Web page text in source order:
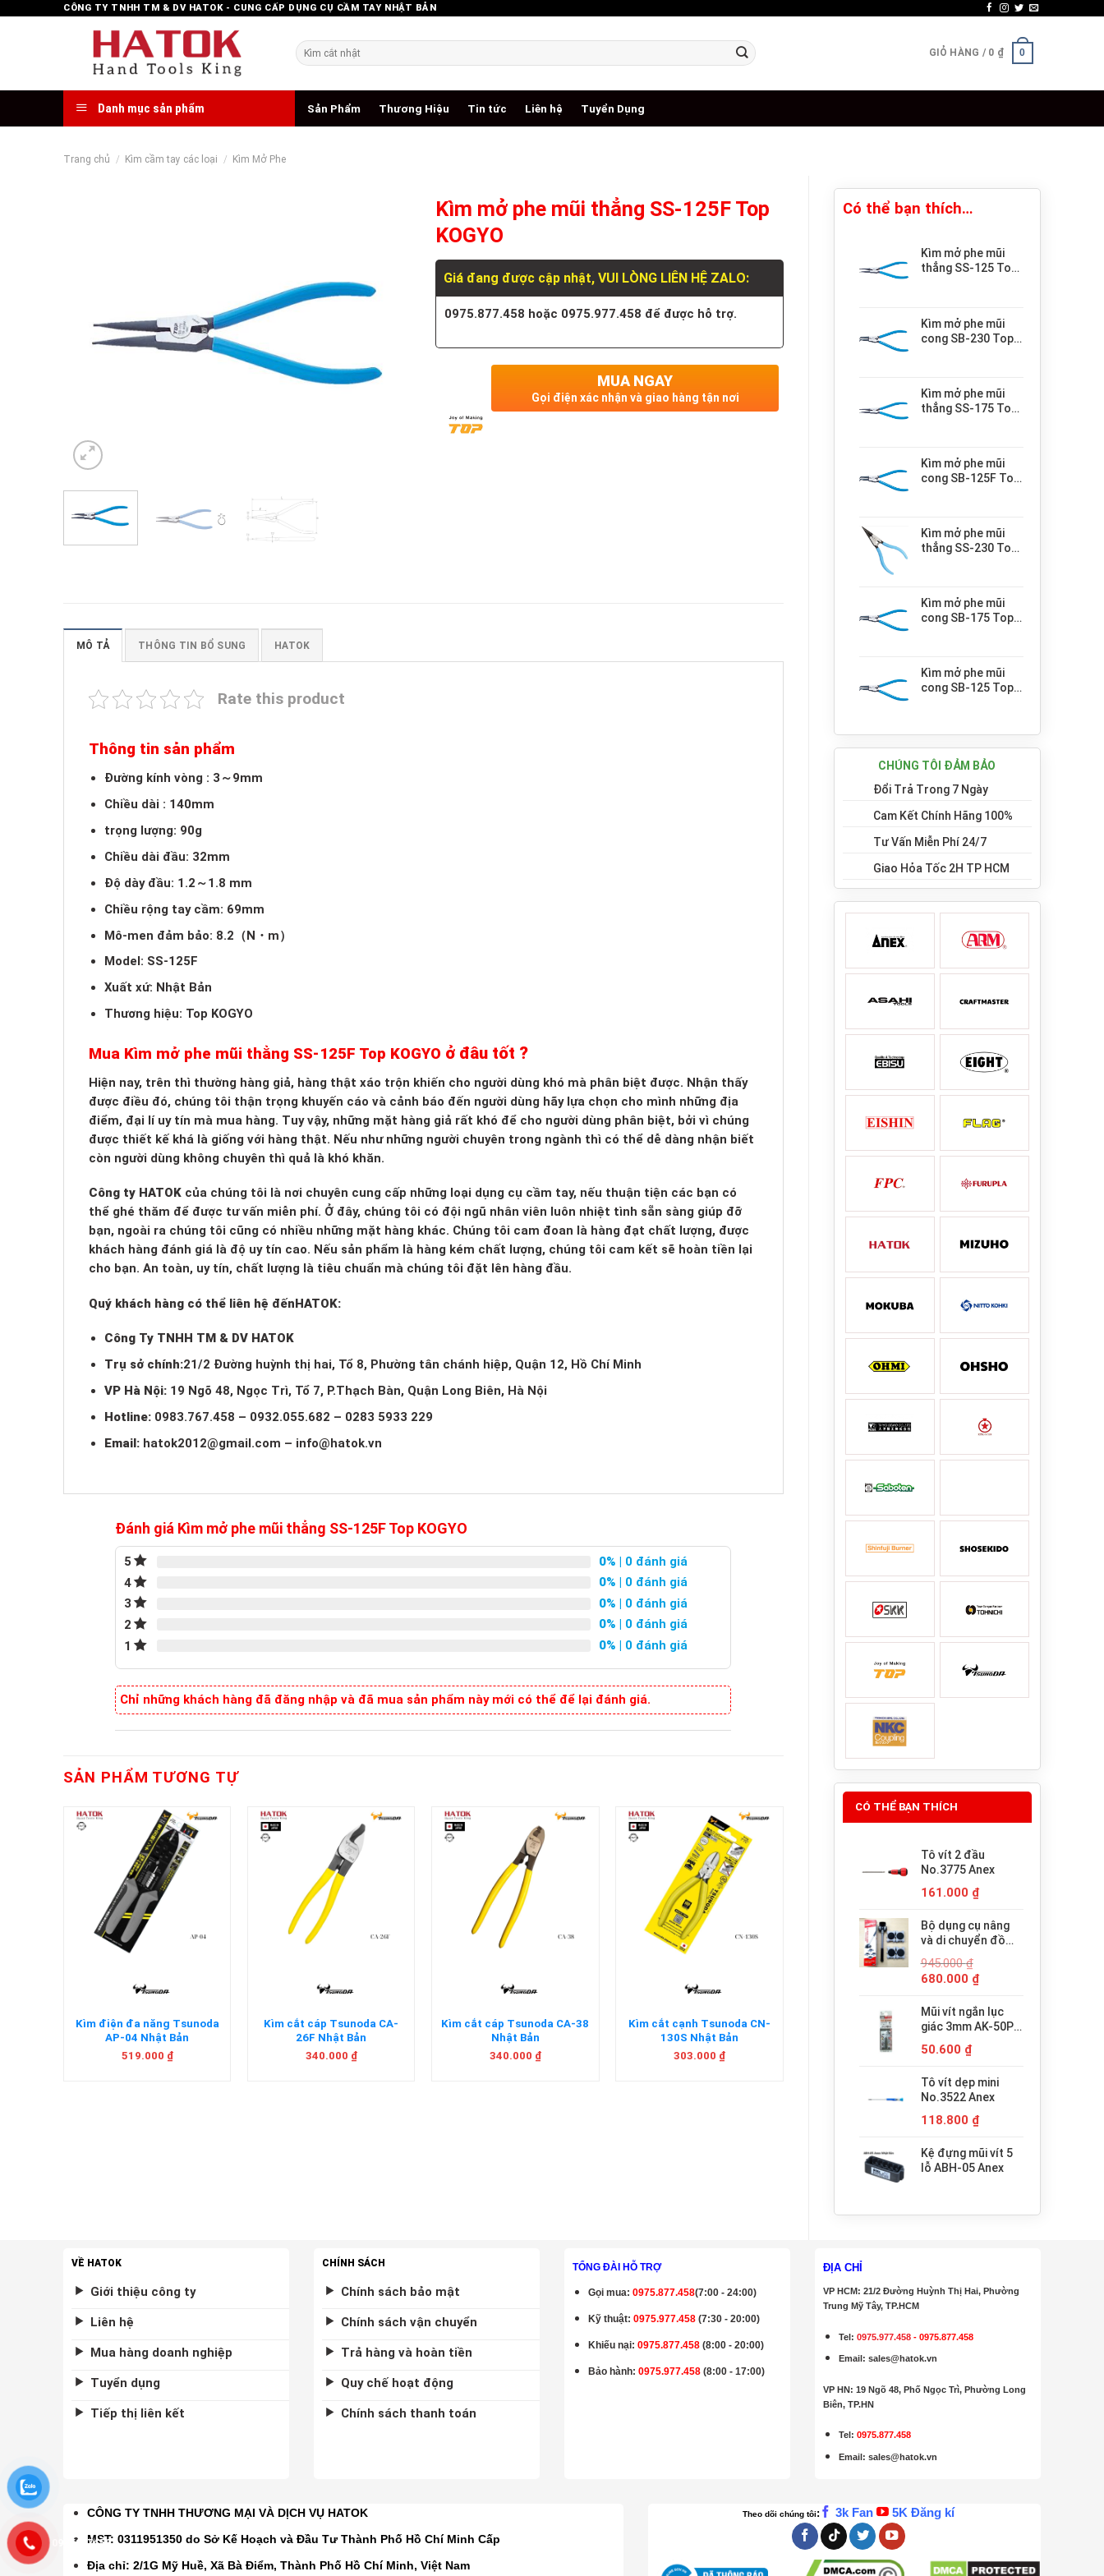
CÔNG TY TNHH TM & DV HATOK - CUNG CẤP DỤNG CỤ CẦM TAY NHẬT BẢN
Tìm
kiếm:
GIỎ HÀNG / 0 ₫ 0
Danh mục sản phẩm Sản Phẩm Thương Hiệu Tin tức Liên hệ Tuyển Dụng
Trang chủ / Kìm cầm tay các loại / Kìm Mở Phe
Có thể bạn thích…
Kìm mở phe mũi
thẳng SS-125 Top
Kìm mở phe mũi
cong SB-230 Top
Kìm mở phe mũi
thẳng SS-175 Top
Kìm mở phe mũi
cong SB-125F Top
Kìm mở phe mũi
thẳng SS-230 Top
Kìm mở phe mũi
cong SB-175 Top
Kìm mở phe mũi
cong SB-125 Top
CHÚNG TÔI ĐẢM BẢO
Đổi Trả Trong 7 Ngày
Cam Kết Chính Hãng 100%
Tư Vấn Miễn Phí 24/7
Giao Hỏa Tốc 2H TP HCM
CÓ THỂ BẠN THÍCH
Tô vít 2 đầu
No.3775 Anex
161.000 ₫
Bộ dụng cụ nâng
và di chuyển đồ
minh PICUS LP-
200N
945.000₫
Giá
là:
945.000 ₫.
680.000 ₫Giá
tại
là:
Mũi vít ngắn lục
giác 3mm AK-50P-
50.600 ₫
Tô vít dẹp mini
No.3522 Anex
118.800 ₫
Kệ đựng mũi vít 5
lỗ ABH-05 Anex
Kìm mở phe mũi thẳng SS-125F Top
KOGYO
Giá đang được cập nhật, VUI LÒNG LIÊN HỆ ZALO:
0975.877.458 hoặc 0975.977.458 để được hỗ trợ.
MUA NGAY
Gọi điện xác nhận và giao hàng tận nơi
MÔ TẢ THÔNG TIN BỔ SUNG HATOK
Rate this product
Thông tin sản phẩm
Đường kính vòng : 3～9mm
Chiều dài : 140mm
trọng lượng: 90g
Chiều dài đầu: 32mm
Độ dày đầu: 1.2～1.8 mm
Chiều rộng tay cầm: 69mm
Mô-men đảm bảo: 8.2（N・m）
Model: SS-125F
Xuất xứ: Nhật Bản
Thương hiệu: Top KOGYO
Mua Kìm mở phe mũi thẳng SS-125F Top KOGYO ở đâu tốt ?
Hiện nay, trên thì thường hàng giả, hàng thật xáo trộn khiến cho người dùng khó mà phân biệt được. Nhận thấy
được điều đó, chúng tôi thận trọng khuyến cáo và cảnh báo đến người dùng hãy lựa chọn cho mình những địa
điểm, đại lí uy tín mà mua hàng. Tuy vậy, những mặt hàng giả rất khó để cho người dùng phân biệt, bởi vì chúng
được thiết kế khá là giống với hàng thật. Nếu như những người chuyên trong ngành thì có thể dễ dàng nhận biết
còn người dùng không chuyên thì quả là khó khăn.
Công ty HATOK của chúng tôi là nơi chuyên cung cấp những loại dụng cụ cầm tay, nếu thuận tiện các bạn có
thể ghé thăm để được tư vấn miễn phí. Ở đây, chúng tôi có đội ngũ nhân viên luôn nhiệt tình sẵn sàng giúp đỡ
bạn, ngoài ra chúng tôi cũng có nhiều những mặt hàng khác. Chúng tôi cam đoan là hàng đạt chất lượng, được
khách hàng đánh giá là độ uy tín cao. Nếu sản phẩm là hàng kém chất lượng, chúng tôi cam kết sẽ hoàn tiền lại
cho bạn. An toàn, uy tín, chất lượng là tiêu chuẩn mà chúng tôi đặt lên hàng đầu.
Quý khách hàng có thể liên hệ đếnHATOK:
Công Ty TNHH TM & DV HATOK
Trụ sở chính:21/2 Đường huỳnh thị hai, Tổ 8, Phường tân chánh hiệp, Quận 12, Hồ Chí Minh
VP Hà Nội: 19 Ngõ 48, Ngọc Trì, Tổ 7, P.Thạch Bàn, Quận Long Biên, Hà Nội
Hotline: 0983.767.458 – 0932.055.682 – 0283 5933 229
Email: hatok2012@gmail.com – info@hatok.vn
Đánh giá Kìm mở phe mũi thẳng SS-125F Top KOGYO
5 0% | 0 đánh giá
4
0% | 0 đánh giá
3
0% | 0 đánh giá
2
0% | 0 đánh giá
1
0% | 0 đánh giá
Chỉ những khách hàng đã đăng nhập và đã mua sản phẩm này mới có thể để lại đánh giá.
SẢN PHẨM TƯƠNG TỰ
Kìm điện đa năng Tsunoda
AP-04 Nhật Bản
519.000 ₫
Kìm cắt cáp Tsunoda CA-
26F Nhật Bản
340.000 ₫
Kìm cắt cáp Tsunoda CA-38
Nhật Bản
340.000 ₫
Kìm cắt cạnh Tsunoda CN-
130S Nhật Bản
303.000 ₫
VỀ HATOK
Giới thiệu công ty
Liên hệ
Mua hàng doanh nghiệp
Tuyển dụng
Tiếp thị liên kết
CHÍNH SÁCH
Chính sách bảo mật
Chính sách vận chuyển
Trả hàng và hoàn tiền
Quy chế hoạt động
Chính sách thanh toán
TỔNG ĐÀI HỖ TRỢ
Gọi mua:0975.877.458(7:00 - 24:00)
Kỹ thuật:0975.977.458 (7:30 - 20:00)
Khiếu nại: 0975.877.458 (8:00 - 20:00)
Bảo hành:0975.977.458 (8:00 - 17:00)
ĐỊA CHỈ
VP HCM: 21/2 Đường Huỳnh Thị Hai, Phường
Trung Mỹ Tây, TP.HCM
Tel:0975.977.458 -0975.877.458
Email :sales@hatok.vn
VP HN: 19 Ngõ 48, Phố Ngọc Trì, Phường Long
Biên, TP.HN
Tel: 0975.877.458
Email:sales@hatok.vn
CÔNG TY TNHH THƯƠNG MẠI VÀ DỊCH VỤ HATOK
MST: 0311951350 do Sở Kế Hoạch và Đầu Tư Thành Phố Hồ Chí Minh Cấp
Địa chỉ: 2/1G Mỹ Huề, Xã Bà Điểm, Thành Phố Hồ Chí Minh, Việt Nam
Theo dõi chúng tôi: 3k Fan 5K Đăng kí
0975877458